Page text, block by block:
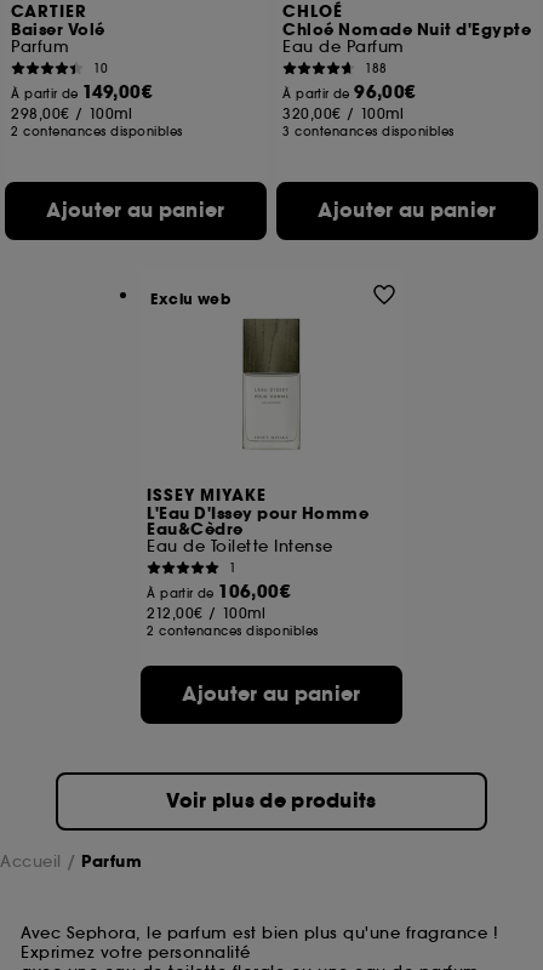
CARTIER
Baiser Volé
Parfum
10
À partir de 149,00€
298,00€ / 100ml
2 contenances disponibles
Ajouter au panier
CHLOÉ
Chloé Nomade Nuit d'Egypte
Eau de Parfum
188
À partir de96,00€
320,00€ / 100ml
3 contenances disponibles
Ajouter au panier
ISSEY MIYAKE
L'Eau D'Issey pour Homme
Eau&Cèdre
Eau de Toilette Intense
1
À partir de 106,00€
212,00€ / 100ml
2 contenances disponibles
Ajouter au panier
Exclu web
Voir plus de produits
Accueil Parfum
Avec Sephora, le parfum est bien plus qu'une fragrance !
Exprimez votre personnalité